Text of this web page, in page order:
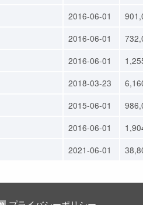
2016-06-01
2016-06-01
2016-06-01
2018-03-23
2015-06-01
2016-06-01
2021-06-01